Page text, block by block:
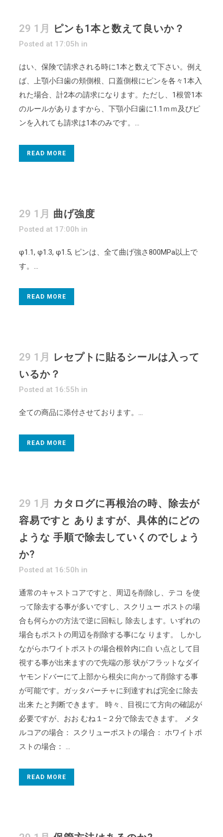
29 1月 ピンも1本と数えて良いか？
Posted at 17:05h in
はい、保険で請求される時に1本と数えて下さい。例え
ば、上顎小臼歯の頬側根、口蓋側根にピンを各々1本入
れた場合、計2本の請求になります。ただし、1根管1本
のルールがありますから、下顎小臼歯に1.1ｍｍ及びピ
ンを入れても請求は1本のみです。...
READ MORE
29 1月 曲げ強度
Posted at 17:00h in
φ1.1, φ1.3, φ1.5, ピンは、全て曲げ強さ800MPa以上で
す。...
READ MORE
29 1月
レセプトに貼るシールは入って
いるか？
Posted at 16:55h in
全ての商品に添付させております。...
READ MORE
29 1月
カタログに再根治の時、除去が
容易ですと ありますが、具体的にどの
ような 手順で除去していくのでしょう
か?
Posted at 16:50h in
通常のキャストコアですと、周辺を削除し、テコ を使
って除去する事が多いですし、スクリュー ポストの場
合も何らかの方法で逆に回転し 除去します。いずれの
場合もポストの周辺を削除する事にな ります。 しかし
ながらホワイトポストの場合根幹内に白 い点として目
視する事が出来ますので先端の形 状がフラットなダイ
ヤモンドバーにて上部から根尖に向かって削除する事
が可能です。ガッタパーチャに到達すれば完全に除去
出来 たと判断できます。 時々、目視にて方向の確認が
必要ですが、おお むね１−２分で除去できます。 メタ
ルコアの場合： スクリューポストの場合： ホワイトポ
ストの場合： ...
READ MORE